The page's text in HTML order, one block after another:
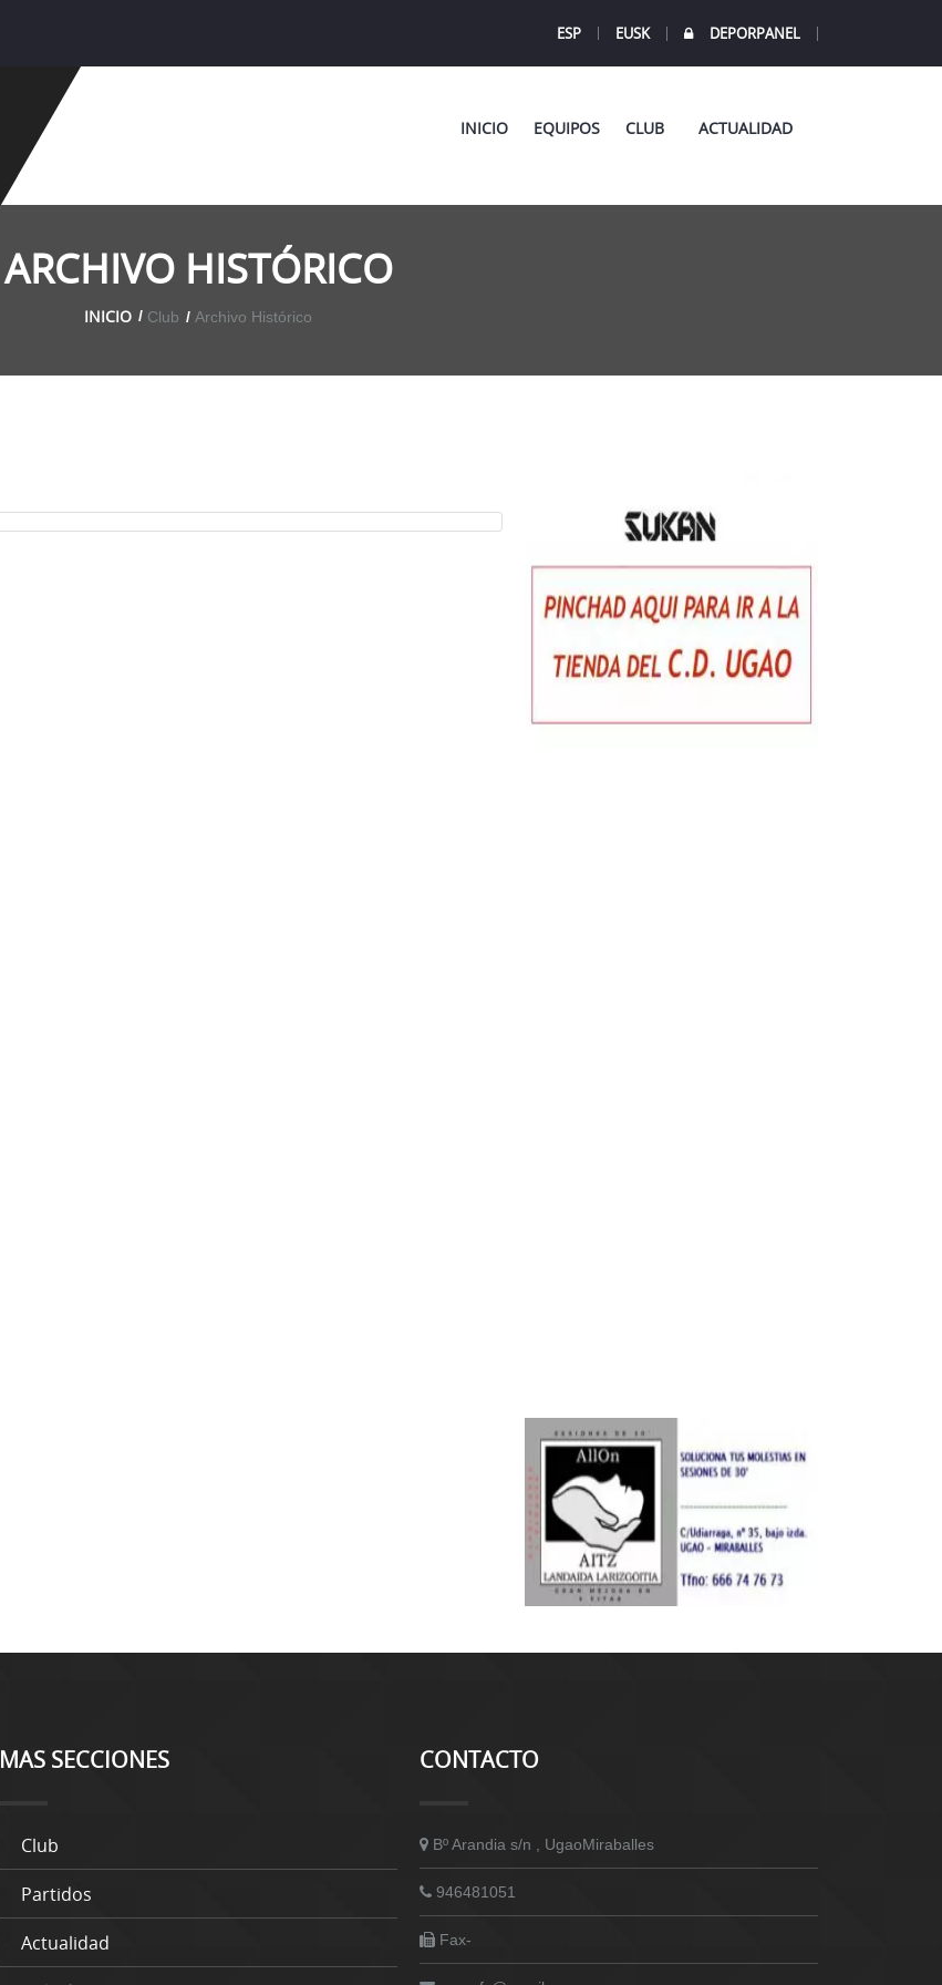
ESP EUSK DEPORPANEL
INICIO EQUIPOS CLUB ACTUALIDAD
ARCHIVO HISTÓRICO
INICIO Club Archivo Histórico
MAS SECCIONES
Club
Partidos
Actualidad
CONTACTO
Bº Arandia s/n , UgaoMiraballes
946481051
Fax-